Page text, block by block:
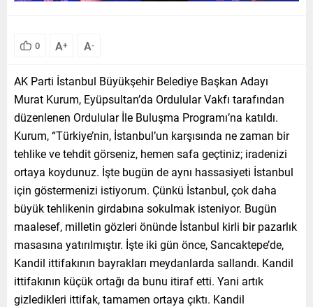
0 A+ A-
AK Parti İstanbul Büyükşehir Belediye Başkan Adayı
Murat Kurum, Eyüpsultan’da Ordulular Vakfı tarafından
düzenlenen Ordulular İle Buluşma Programı’na katıldı.
Kurum, “Türkiye’nin, İstanbul’un karşısında ne zaman bir
tehlike ve tehdit görseniz, hemen safa geçtiniz; iradenizi
ortaya koydunuz. İşte bugün de aynı hassasiyeti İstanbul
için göstermenizi istiyorum. Çünkü İstanbul, çok daha
büyük tehlikenin girdabına sokulmak isteniyor. Bugün
maalesef, milletin gözleri önünde İstanbul kirli bir pazarlık
masasına yatırılmıştır. İşte iki gün önce, Sancaktepe’de,
Kandil ittifakının bayrakları meydanlarda sallandı. Kandil
ittifakının küçük ortağı da bunu itiraf etti. Yani artık
gizledikleri ittifak, tamamen ortaya çıktı. Kandil